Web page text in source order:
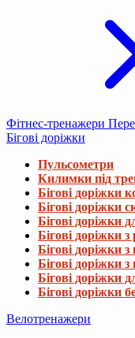
Фітнес-тренажери
Бігові доріжки
Пульсометри
Килимки під
Бігові доріжки
Бігові доріжки
Бігові доріжки
Бігові доріжки
Бігові доріжки
Бігові доріжки
Бігові доріжки
Бігові доріжки
Велотренажери